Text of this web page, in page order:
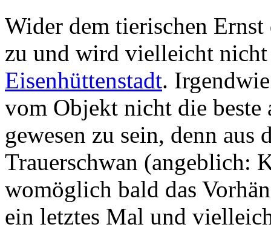
Wider dem tierischen Ernst
zu und wird vielleicht
Eisenhüttenstadt.
vom Objekt nicht die beste
gewesen zu sein, denn aus
Trauerschwan (angeblich:
womöglich bald das
ein letztes Mal und